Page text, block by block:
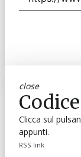
close
Clicca sul
appunti.
RSS link